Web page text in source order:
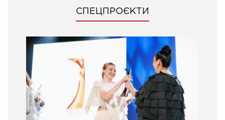
СПЕЦПРОЄКТИ